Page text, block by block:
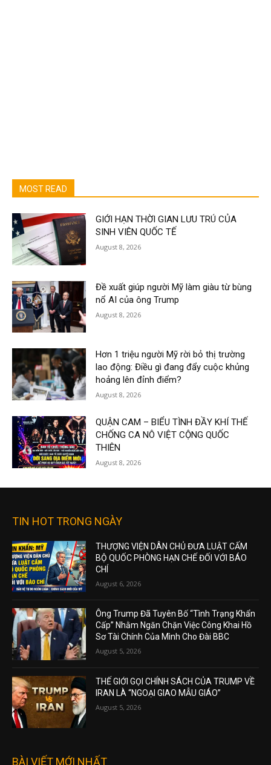
MOST READ
GIỚI HẠN THỜI GIAN LƯU TRÚ CỦA
SINH VIÊN QUỐC TẾ
August 8, 2026
Đề xuất giúp người Mỹ làm giàu từ bùng
nổ AI của ông Trump
August 8, 2026
Hơn 1 triệu người Mỹ rời bỏ thị trường
lao động: Điều gì đang đẩy cuộc khủng
hoảng lên đỉnh điểm?
August 8, 2026
QUẬN CAM – BIỂU TÌNH ĐẦY KHÍ THẾ
CHỐNG CA NÔ VIỆT CỘNG QUỐC
THIÊN
August 8, 2026
TIN HOT TRONG NGÀY
THƯỢNG VIỆN DÂN CHỦ ĐƯA LUẬT CẤM
BỘ QUỐC PHÒNG HẠN CHẾ ĐỐI VỚI BÁO
CHÍ
August 6, 2026
Ông Trump Đã Tuyên Bố “Tình Trạng Khẩn
Cấp” Nhằm Ngăn Chặn Việc Công Khai Hồ
Sơ Tài Chính Của Mình Cho Đài BBC
August 5, 2026
THẾ GIỚI GỌI CHÍNH SÁCH CỦA TRUMP VỀ
IRAN LÀ “NGOẠI GIAO MẪU GIÁO”
August 5, 2026
BÀI VIẾT MỚI NHẤT